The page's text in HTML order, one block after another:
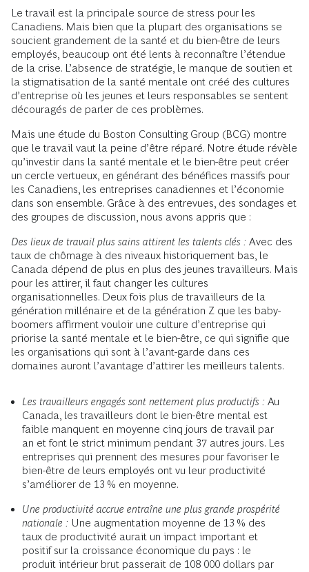
Le travail est la principale source de stress pour les
Canadiens. Mais bien que la plupart des organisations se
soucient grandement de la santé et du bien-être de leurs
employés, beaucoup ont été lents à reconnaître l’étendue
de la crise. L’absence de stratégie, le manque de soutien et
la stigmatisation de la santé mentale ont créé des cultures
d’entreprise où les jeunes et leurs responsables se sentent
découragés de parler de ces problèmes.
Mais une étude du Boston Consulting Group (BCG) montre
que le travail vaut la peine d’être réparé. Notre étude révèle
qu’investir dans la santé mentale et le bien-être peut créer
un cercle vertueux, en générant des bénéfices massifs pour
les Canadiens, les entreprises canadiennes et l’économie
dans son ensemble. Grâce à des entrevues, des sondages et
des groupes de discussion, nous avons appris que :
Des lieux de travail plus sains attirent les talents clés : Avec des
taux de chômage à des niveaux historiquement bas, le
Canada dépend de plus en plus des jeunes travailleurs. Mais
pour les attirer, il faut changer les cultures
organisationnelles. Deux fois plus de travailleurs de la
génération millénaire et de la génération Z que les baby-
boomers affirment vouloir une culture d’entreprise qui
priorise la santé mentale et le bien-être, ce qui signifie que
les organisations qui sont à l’avant-garde dans ces
domaines auront l’avantage d’attirer les meilleurs talents.
Les travailleurs engagés sont nettement plus productifs : Au
Canada, les travailleurs dont le bien-être mental est
faible manquent en moyenne cinq jours de travail par
an et font le strict minimum pendant 37 autres jours. Les
entreprises qui prennent des mesures pour favoriser le
bien-être de leurs employés ont vu leur productivité
s’améliorer de 13 % en moyenne.
Une productivité accrue entraîne une plus grande prospérité
nationale : Une augmentation moyenne de 13 % des
taux de productivité aurait un impact important et
positif sur la croissance économique du pays : le
produit intérieur brut passerait de 108 000 dollars par